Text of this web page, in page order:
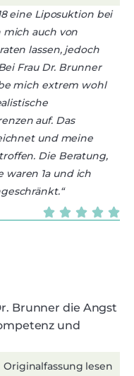
eine Liposuktion bei
auch von
lassen, jedoch
Frau Dr. Brunner
mich extrem wohl
auf. Das
und meine
Die Beratung,
waren 1a und ich
Brunner die Angst
und
Originalfassung lesen